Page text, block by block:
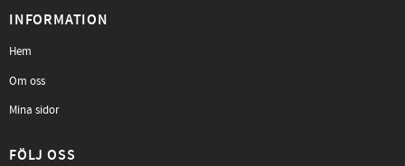
INFORMATION
Hem
Om oss
Mina sidor
FÖLJ OSS